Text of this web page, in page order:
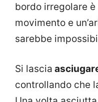
bordo irregolare
movimento e
sarebbe
Si lascia
controllando che